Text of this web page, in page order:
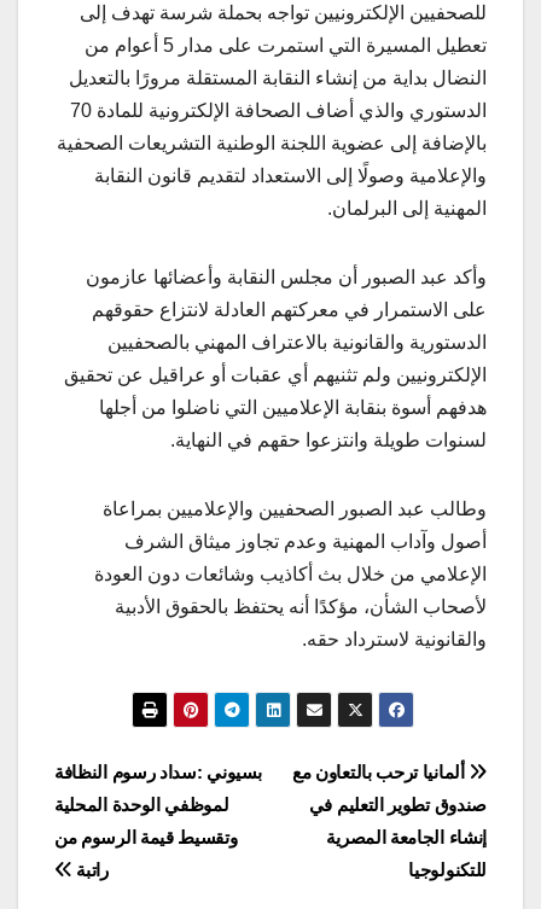
للصحفيين الإلكترونيين تواجه بحملة شرسة تهدف إلى
تعطيل المسيرة التي استمرت على مدار 5 أعوام من
النضال بداية من إنشاء النقابة المستقلة مرورًا بالتعديل
الدستوري والذي أضاف الصحافة الإلكترونية للمادة 70
بالإضافة إلى عضوية اللجنة الوطنية التشريعات الصحفية
والإعلامية وصولًا إلى الاستعداد لتقديم قانون النقابة
المهنية إلى البرلمان.
وأكد عبد الصبور أن مجلس النقابة وأعضائها عازمون
على الاستمرار في معركتهم العادلة لانتزاع حقوقهم
الدستورية والقانونية بالاعتراف المهني بالصحفيين
الإلكترونيين ولم تثنيهم أي عقبات أو عراقيل عن تحقيق
هدفهم أسوة بنقابة الإعلاميين التي ناضلوا من أجلها
لسنوات طويلة وانتزعوا حقهم في النهاية.
وطالب عبد الصبور الصحفيين والإعلاميين بمراعاة
أصول وآداب المهنية وعدم تجاوز ميثاق الشرف
الإعلامي من خلال بث أكاذيب وشائعات دون العودة
لأصحاب الشأن، مؤكدًا أنه يحتفظ بالحقوق الأدبية
والقانونية لاسترداد حقه.
تصفّح
المقالات
بسيوني :سداد رسوم النظافة
لموظفي الوحدة المحلية
وتقسيط قيمة الرسوم من
راتبة
ألمانيا ترحب بالتعاون مع
صندوق تطوير التعليم في
إنشاء الجامعة المصرية
للتكنولوجيا